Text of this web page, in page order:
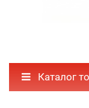
Каталог